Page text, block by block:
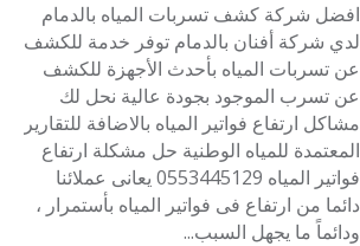
افضل شركة كشف تسربات المياه بالدمام
لدي شركة أفنان بالدمام توفر خدمة للكشف
عن تسربات المياه بأحدث الأجهزة للكشف
عن تسرب الموجود بجودة عالية نحل لك
مشاكل ارتفاع فواتير المياه بالاضافة للتقارير
المعتمدة للمياه الوطنية حل مشكلة ارتفاع
فواتير المياه 0553445129 يعانى عملائنا
دائما من ارتفاع فى فواتير المياه بأستمرار ،
ودائماً ما يجهل السبب...